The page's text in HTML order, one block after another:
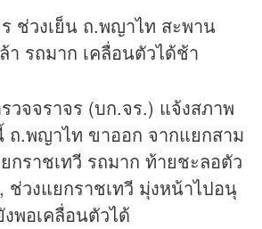
ช่วงเย็น ถ.พญาไท สะพาน
า รถมาก เคลื่อนตัวได้ช้า
วจจราจร (บก.จร.) แจ้งสภาพ
ถ.พญาไท ขาออก จากแยกสาม
กราชเทวี รถมาก ท้ายชะลอตัว
วงแยกราชเทวี มุ่งหน้าไปอนุ
พอเคลื่อนตัวได้